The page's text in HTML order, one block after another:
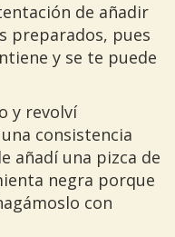
de añadir
preparados, pues
y se te puede
y revolví
consistencia
añadí una pizca de
negra porque
con